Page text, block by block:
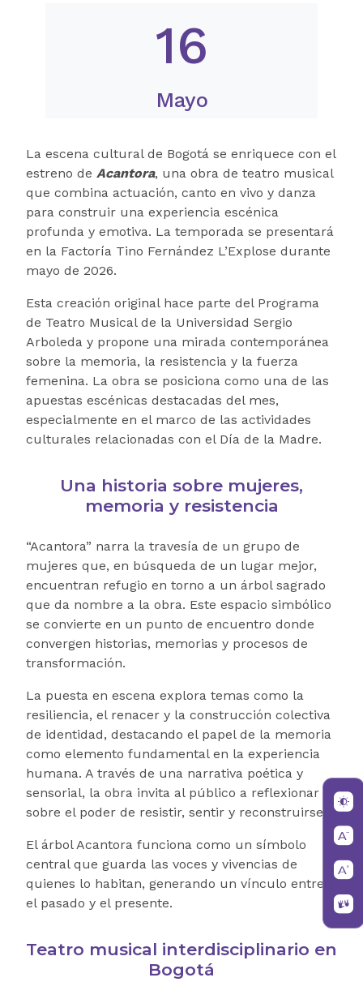
16
Mayo
La escena cultural de Bogotá se enriquece con el
estreno de Acantora, una obra de teatro musical
que combina actuación, canto en vivo y danza
para construir una experiencia escénica
profunda y emotiva. La temporada se presentará
en la Factoría Tino Fernández L’Explose durante
mayo de 2026.
Esta creación original hace parte del Programa
de Teatro Musical de la Universidad Sergio
Arboleda y propone una mirada contemporánea
sobre la memoria, la resistencia y la fuerza
femenina. La obra se posiciona como una de las
apuestas escénicas destacadas del mes,
especialmente en el marco de las actividades
culturales relacionadas con el Día de la Madre.
Una historia sobre mujeres,
memoria y resistencia
“Acantora” narra la travesía de un grupo de
mujeres que, en búsqueda de un lugar mejor,
encuentran refugio en torno a un árbol sagrado
que da nombre a la obra. Este espacio simbólico
se convierte en un punto de encuentro donde
convergen historias, memorias y procesos de
transformación.
La puesta en escena explora temas como la
resiliencia, el renacer y la construcción colectiva
de identidad, destacando el papel de la memoria
como elemento fundamental en la experiencia
humana. A través de una narrativa poética y
sensorial, la obra invita al público a reflexionar
sobre el poder de resistir, sentir y reconstruirse.
El árbol Acantora funciona como un símbolo
central que guarda las voces y vivencias de
quienes lo habitan, generando un vínculo entre
el pasado y el presente.
Teatro musical interdisciplinario en
Bogotá